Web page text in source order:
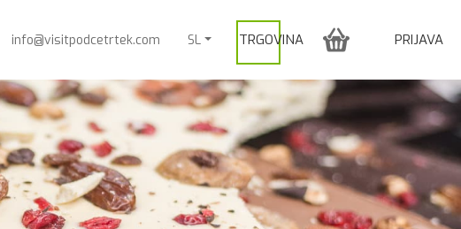
TRGOVINA PRIJAVA
info@visitpodcetrtek.com SL